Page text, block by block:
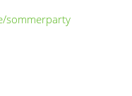
sommerparty